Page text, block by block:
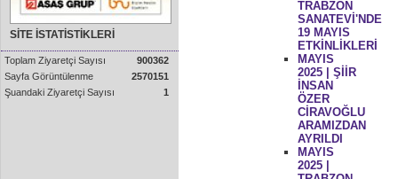
SİTE İSTATİSTİKLERİ
Toplam Ziyaretçi Sayısı
900362
Sayfa Görüntülenme
2570151
Şuandaki Ziyaretçi Sayısı
1
TRABZON
SANATEVİ'NDE
19 MAYIS
ETKİNLİKLERİ
MAYIS
2025 | ŞİİR
İNSAN
ÖZER
CİRAVOĞLU
ARAMIZDAN
AYRILDI
MAYIS
2025 |